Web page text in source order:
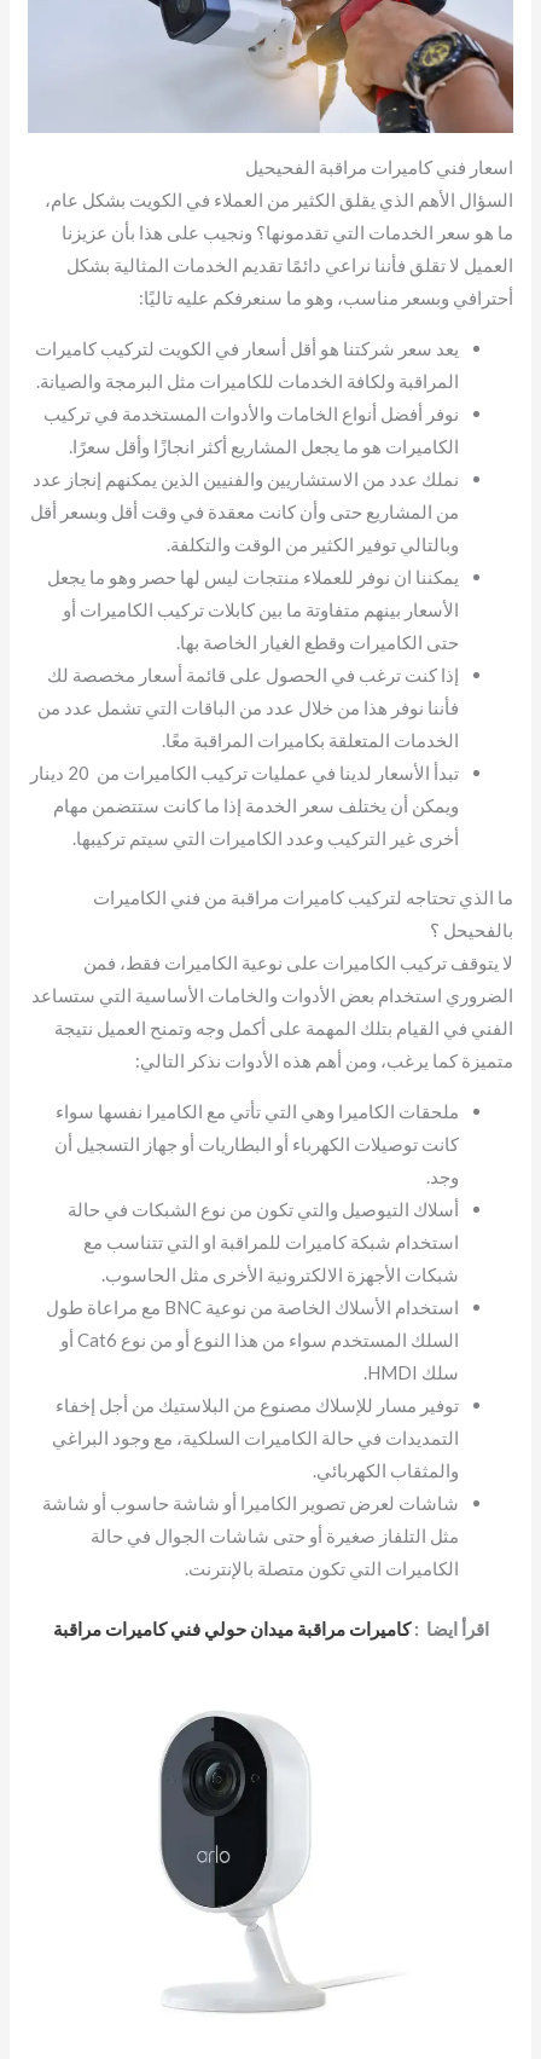
اسعار فني كاميرات مراقبة الفحيحيل
السؤال الأهم الذي يقلق الكثير من العملاء في الكويت بشكل عام،
ما هو سعر الخدمات التي تقدمونها؟ ونجيب على هذا بأن عزيزنا
العميل لا تقلق فأننا نراعي دائمًا تقديم الخدمات المثالية بشكل
أحترافي وبسعر مناسب، وهو ما سنعرفكم عليه تاليًا:
يعد سعر شركتنا هو أقل أسعار في الكويت لتركيب كاميرات
المراقبة ولكافة الخدمات للكاميرات مثل البرمجة والصيانة.
نوفر أفضل أنواع الخامات والأدوات المستخدمة في تركيب
الكاميرات هو ما يجعل المشاريع أكثر انجازًا وأقل سعرًا.
نملك عدد من الاستشاريين والفنيين الذين يمكنهم إنجاز عدد
من المشاريع حتى وأن كانت معقدة في وقت أقل وبسعر أقل
وبالتالي توفير الكثير من الوقت والتكلفة.
يمكننا ان نوفر للعملاء منتجات ليس لها حصر وهو ما يجعل
الأسعار بينهم متفاوتة ما بين كابلات تركيب الكاميرات أو
حتى الكاميرات وقطع الغيار الخاصة بها.
إذا كنت ترغب في الحصول على قائمة أسعار مخصصة لك
فأننا نوفر هذا من خلال عدد من الباقات التي تشمل عدد من
الخدمات المتعلقة بكاميرات المراقبة معًا.
تبدأ الأسعار لدينا في عمليات تركيب الكاميرات من 20 دينار
ويمكن أن يختلف سعر الخدمة إذا ما كانت ستتضمن مهام
أخرى غير التركيب وعدد الكاميرات التي سيتم تركيبها.
ما الذي تحتاجه لتركيب كاميرات مراقبة من فني الكاميرات
بالفحيحل ؟
لا يتوقف تركيب الكاميرات على نوعية الكاميرات فقط، فمن
الضروري استخدام بعض الأدوات والخامات الأساسية التي ستساعد
الفني في القيام بتلك المهمة على أكمل وجه وتمنح العميل نتيجة
متميزة كما يرغب، ومن أهم هذه الأدوات نذكر التالي:
ملحقات الكاميرا وهي التي تأتي مع الكاميرا نفسها سواء
كانت توصيلات الكهرباء أو البطاريات أو جهاز التسجيل أن
وجد.
أسلاك التيوصيل والتي تكون من نوع الشبكات في حالة
استخدام شبكة كاميرات للمراقبة او التي تتناسب مع
شبكات الأجهزة الالكترونية الأخرى مثل الحاسوب.
استخدام الأسلاك الخاصة من نوعية BNC مع مراعاة طول
السلك المستخدم سواء من هذا النوع أو من نوع Cat6 أو
سلك HMDI.
توفير مسار للإسلاك مصنوع من البلاستيك من أجل إخفاء
التمديدات في حالة الكاميرات السلكية، مع وجود البراغي
والمثقاب الكهربائي.
شاشات لعرض تصوير الكاميرا أو شاشة حاسوب أو شاشة
مثل التلفاز صغيرة أو حتى شاشات الجوال في حالة
الكاميرات التي تكون متصلة بالإنترنت.
اقرأ ايضا :كاميرات مراقبة ميدان حولي فني كاميرات مراقبة